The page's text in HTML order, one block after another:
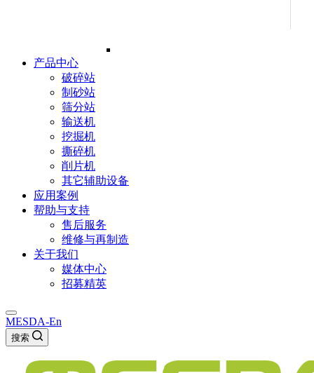
产品中心
破碎站
制砂站
筛分站
输送机
挖掘机
撕碎机
削片机
其它辅助设备
应用案例
帮助与支持
售后服务
维修与再制造
关于我们
媒体中心
招募精英
MESDA-En
搜索